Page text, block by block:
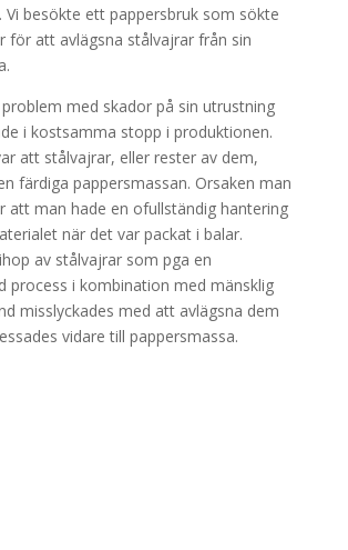
Vi besökte ett pappersbruk som sökte
för att avlägsna stålvajrar från sin
med skador på sin utrustning
i kostsamma stopp i produktionen.
att stålvajrar, eller rester av dem,
färdiga pappersmassan. Orsaken man
att man hade en ofullständig hantering
när det var packat i balar.
av stålvajrar som pga en
process i kombination med mänsklig
misslyckades med att avlägsna dem
vidare till pappersmassa.